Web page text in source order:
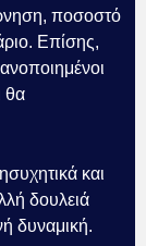
ποσοστό
Επίσης,
θα
και
δουλειά
δυναμική.